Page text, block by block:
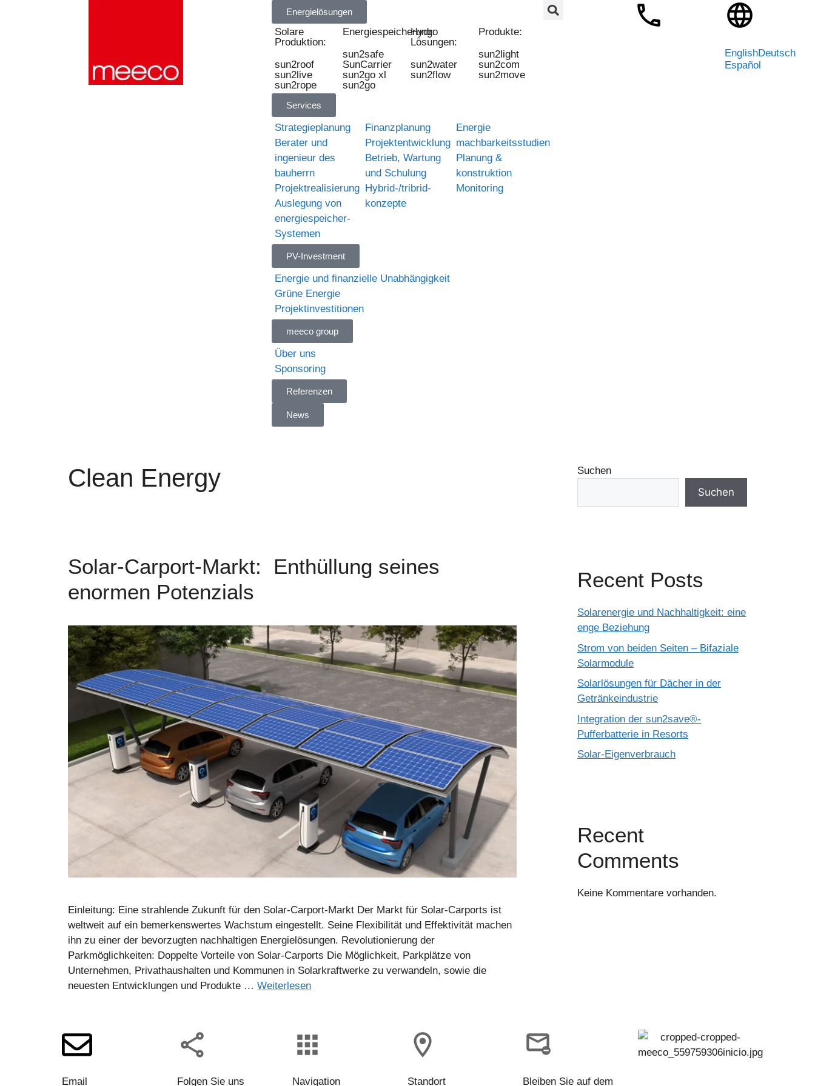
Energielösungen
Solare
Produktion:
sun2roof
sun2live
sun2rope
Energiespeicherung:
sun2safe
SunCarrier
sun2go xl
sun2go
Hydro
Lösungen:
sun2water
sun2flow
Produkte:
sun2light
sun2com
sun2move
Services
Strategieplanung
Berater und
ingenieur des
bauherrn
Projektrealisierung
Auslegung von
energiespeicher-
Systemen
Finanzplanung
Projektentwicklung
Betrieb, Wartung
und Schulung
Hybrid-/tribrid-
konzepte
Energie
machbarkeitsstudien
Planung &
konstruktion
Monitoring
PV-Investment
Energie und finanzielle Unabhängigkeit
Grüne Energie
Projektinvestitionen
meeco group
Über uns
Sponsoring
Referenzen
News
EnglishDeutsch
Español
Clean Energy
Solar-Carport-Markt: Enthüllung seines
enormen Potenzials
Einleitung: Eine strahlende Zukunft für den Solar-Carport-Markt Der Markt für Solar-Carports ist
weltweit auf ein bemerkenswertes Wachstum eingestellt. Seine Flexibilität und Effektivität machen
ihn zu einer der bevorzugten nachhaltigen Energielösungen. Revolutionierung der
Parkmöglichkeiten: Doppelte Vorteile von Solar-Carports Die Möglichkeit, Parkplätze von
Unternehmen, Privathaushalten und Kommunen in Solarkraftwerke zu verwandeln, sowie die
neuesten Entwicklungen und Produkte … Weiterlesen
Suchen
Suchen
Recent Posts
Solarenergie und Nachhaltigkeit: eine
enge Beziehung
Strom von beiden Seiten – Bifaziale
Solarmodule
Solarlösungen für Dächer in der
Getränkeindustrie
Integration der sun2save®-
Pufferbatterie in Resorts
Solar-Eigenverbrauch
Recent
Comments
Keine Kommentare vorhanden.
Email Folgen Sie uns Navigation Standort Bleiben Sie auf dem